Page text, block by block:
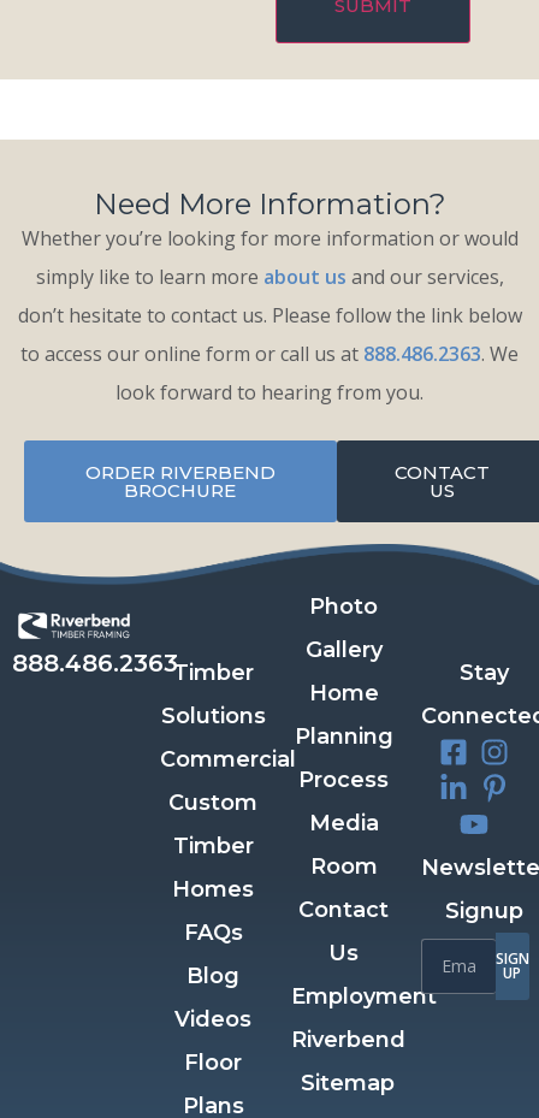
Need More Information?
Whether you’re looking for more information or would
simply like to learn more about us and our services,
don’t hesitate to contact us. Please follow the link below
to access our online form or call us at 888.486.2363. We
look forward to hearing from you.
ORDER RIVERBEND
BROCHURE
CONTACT
US
888.486.2363Timber
Solutions
Commercial
Custom
Timber
Homes
FAQs
Blog
Videos
Floor
Plans
Photo
Gallery
Home
Planning
Process
Media
Room
Contact
Us
Employment
Riverbend
Sitemap
Stay
Signup
SIGN
UP